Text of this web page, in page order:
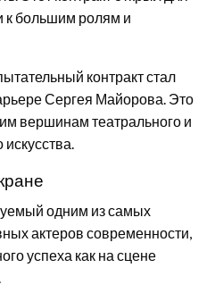
к большим ролям и
контракт стал
Сергея Майорова. Это
вершинам театрального и
одним из самых
актеров современности,
успеха как на сцене